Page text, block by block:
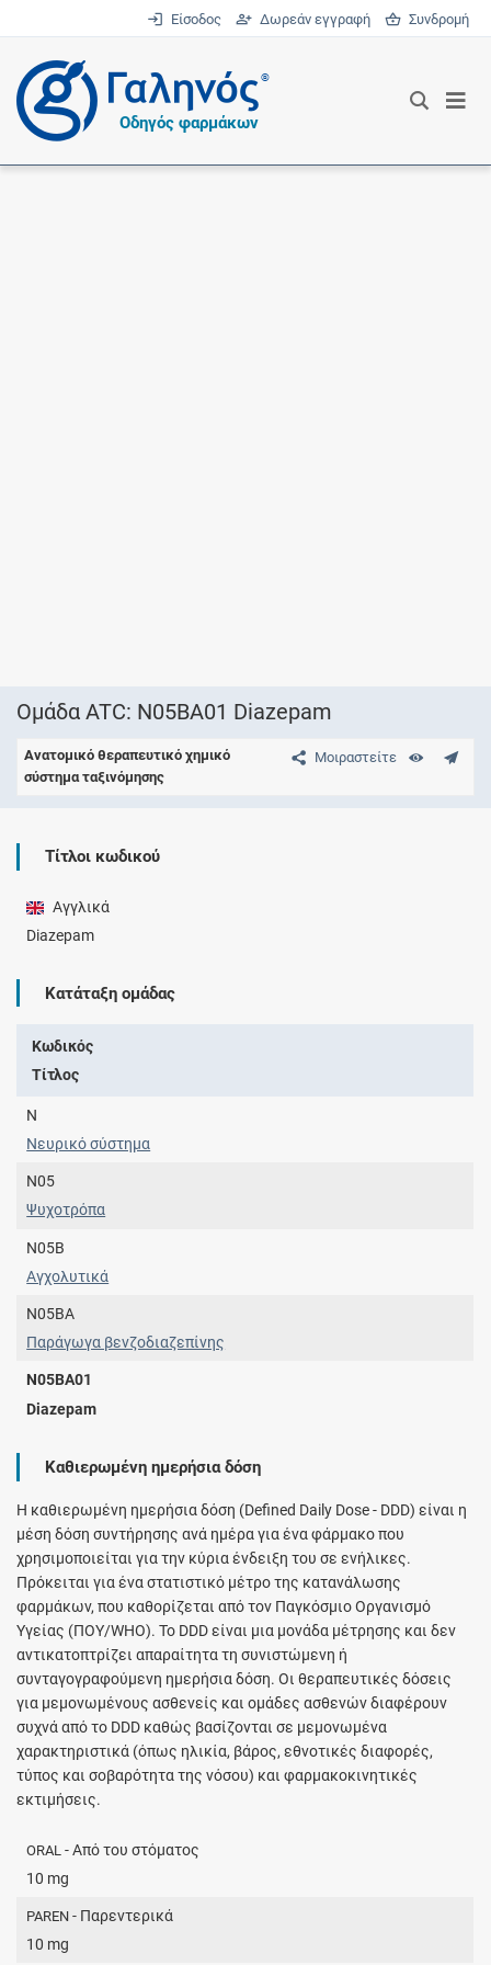
Είσοδος Δωρεάν εγγραφή Συνδρομή
®
Οδηγός φαρμάκων
Ομάδα ATC: N05BA01 Diazepam
Μοιραστείτε
Ανατομικό θεραπευτικό χημικό
σύστημα ταξινόμησης
Τίτλοι κωδικού
Αγγλικά
Diazepam
Κατάταξη ομάδας
Κωδικός
Τίτλος
N
Νευρικό σύστημα
N05
Ψυχοτρόπα
N05B
Αγχολυτικά
N05BA
Παράγωγα βενζοδιαζεπίνης
N05BA01
Diazepam
Καθιερωμένη ημερήσια δόση
H καθιερωμένη ημερήσια δόση (Defined Daily Dose - DDD) είναι η
μέση δόση συντήρησης ανά ημέρα για ένα φάρμακο που
χρησιμοποιείται για την κύρια ένδειξη του σε ενήλικες.
Πρόκειται για ένα στατιστικό μέτρο της κατανάλωσης
φαρμάκων, που καθορίζεται από τον Παγκόσμιο Οργανισμό
Υγείας (ΠΟΥ/WHO). Το DDD είναι μια μονάδα μέτρησης και δεν
αντικατοπτρίζει απαραίτητα τη συνιστώμενη ή
συνταγογραφούμενη ημερήσια δόση. Οι θεραπευτικές δόσεις
για μεμονωμένους ασθενείς και ομάδες ασθενών διαφέρουν
συχνά από το DDD καθώς βασίζονται σε μεμονωμένα
χαρακτηριστικά (όπως ηλικία, βάρος, εθνοτικές διαφορές,
τύπος και σοβαρότητα της νόσου) και φαρμακοκινητικές
εκτιμήσεις.
ORAL - Από του στόματος
10 mg
PAREN - Παρεντερικά
10 mg